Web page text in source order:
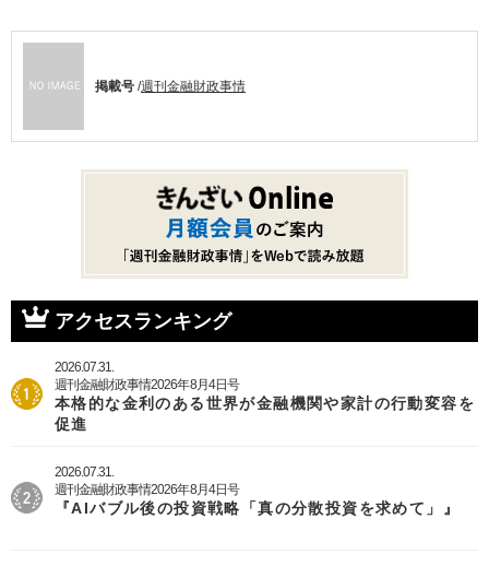
掲載号 /週刊金融財政事情
アクセスランキング
2026.07.31.
週刊金融財政事情2026年8月4日号
本格的な金利のある世界が金融機関や家計の行動変容を
促進
2026.07.31.
週刊金融財政事情2026年8月4日号
『AIバブル後の投資戦略「真の分散投資を求めて」』